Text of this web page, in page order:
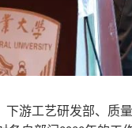
游工艺研发部、质